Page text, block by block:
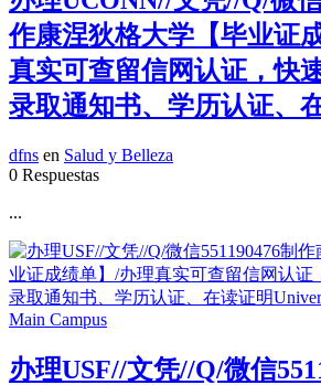
作康涅狄格大学【毕业证
真实可查留信网认证，快
录取通知书、学历认证、
dfns en Salud y Belleza
0 Respuestas
...
办理USF//文凭//Q/微信